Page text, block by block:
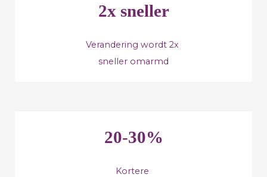
2x sneller
Verandering wordt 2x
sneller omarmd
20-30%
Kortere